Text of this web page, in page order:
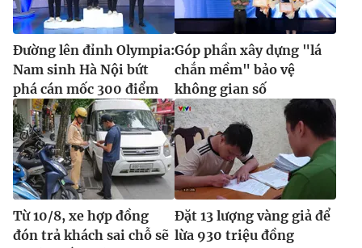
Đường lên đỉnh Olympia:
Nam sinh Hà Nội bứt
phá cán mốc 300 điểm
Góp phần xây dựng "lá
chắn mềm" bảo vệ
không gian số
Từ 10/8, xe hợp đồng
đón trả khách sai chỗ sẽ
Đặt 13 lượng vàng giả để
lừa 930 triệu đồng